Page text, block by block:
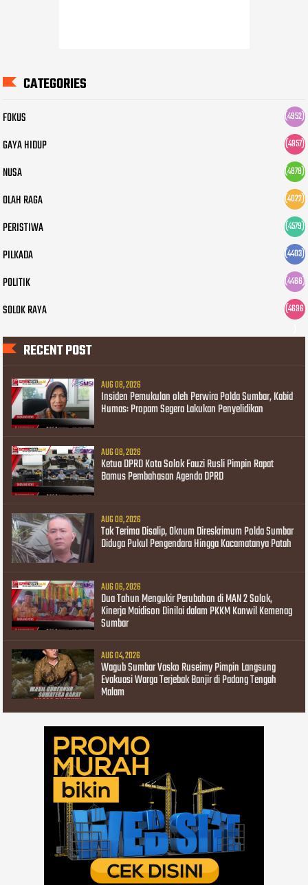
CATEGORIES
FOKUS (4952)
GAYA HIDUP (4957)
NUSA (4878)
OLAH RAGA (4022)
PERISTIWA (4579)
PILKADA (4403)
POLITIK (4466)
SOLOK RAYA
(4696
RECENT POST
AUG 08, 2026
Insiden Pemukulan oleh Perwira Polda Sumbar, Kabid
Humas: Propam Segera Lakukan Penyelidikan
AUG 08, 2026
Ketua DPRD Kota Solok Fauzi Rusli Pimpin Rapat
Bamus Pembahasan Agenda DPRD
AUG 08, 2026
Tak Terima Disalip, Oknum Direskrimum Polda Sumbar
Diduga Pukul Pengendara Hingga Kacamatanya Patah
AUG 06, 2026
Dua Tahun Mengukir Perubahan di MAN 2 Solok,
Kinerja Maidison Dinilai dalam PKKM Kanwil Kemenag
Sumbar
AUG 04, 2026
Wagub Sumbar Vasko Ruseimy Pimpin Langsung
Evakuasi Warga Terjebak Banjir di Padang Tengah
Malam